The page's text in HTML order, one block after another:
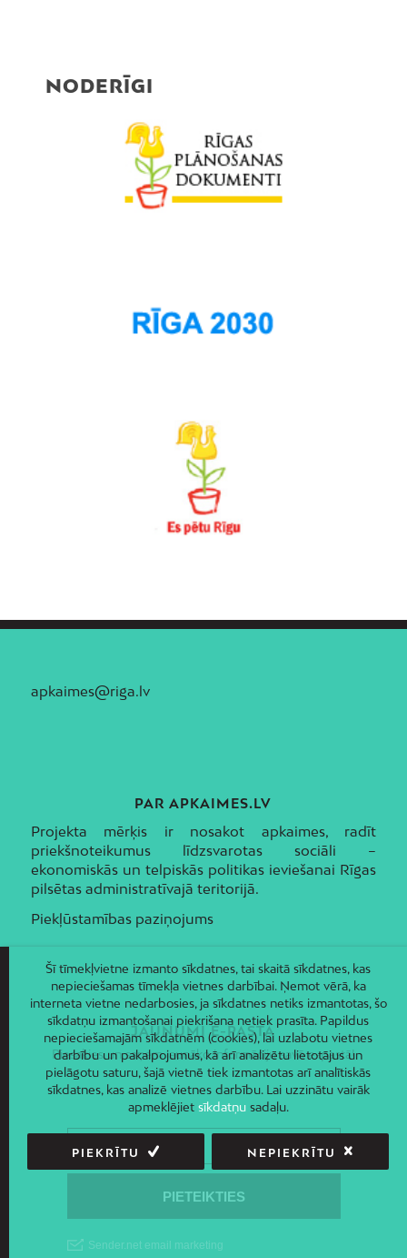
NODERĪGI
apkaimes@riga.lv
PAR APKAIMES.LV
Projekta mērķis ir nosakot apkaimes, radīt
priekšnoteikumus līdzsvarotas sociāli –
ekonomiskās un telpiskās politikas ieviešanai Rīgas
pilsētas administratīvajā teritorijā.
Piekļūstamības paziņojums
JAUNUMI E-PASTĀ
Piesakies un saņem jaunāko informāciju savā e-pastā!
Šī tīmekļvietne izmanto sīkdatnes, tai skaitā sīkdatnes, kas
nepieciešamas tīmekļa vietnes darbībai. Ņemot vērā, ka
interneta vietne nedarbosies, ja sīkdatnes netiks izmantotas, šo
sīkdatņu izmantošanai piekrišana netiek prasīta. Papildus
nepieciešamajām sīkdatnēm (cookies), lai uzlabotu vietnes
darbību un pakalpojumus, kā arī analizētu lietotājus un
pielāgotu saturu, šajā vietnē tiek izmantotas arī analītiskās
sīkdatnes, kas analizē vietnes darbību. Lai uzzinātu vairāk
apmeklējiet sīkdatņusadaļu.
PIEKRĪTU NEPIEKRĪTU